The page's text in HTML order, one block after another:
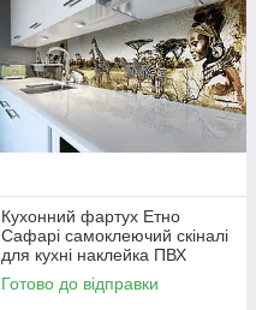
Кухонний фартух Етно
Сафарі самоклеючий скіналі
для кухні наклейка ПВХ
слони зебри Африка
600х2000 мм
Готово до відправки